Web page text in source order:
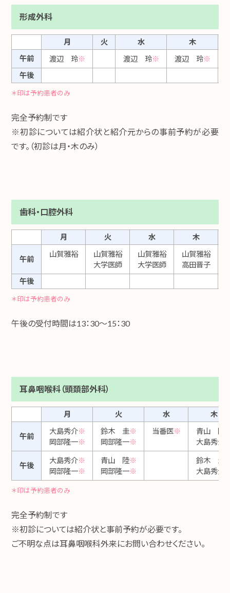
形成外科
月 火 水 木
午前
渡辺 玲※ 渡辺 玲※ 渡辺 玲※
午後
＊印は予約患者のみ
完全予約制です
※初診については紹介状と紹介元からの事前予約が必要
です。（初診は月・木のみ）
歯科・口腔外科
月 火 水 木
午前
山賀雅裕
山賀雅裕
大学医師
山賀雅裕
大学医師
山賀雅裕
高田晋子
午後
＊印は予約患者のみ
午後の受付時間は13：30～15：30
耳鼻咽喉科（頭頚部外科）
月 火 水 木
午前
大島秀介※
岡部隆一※
鈴木 圭※
岡部隆一※
当番医※ 青山 陸
大島秀介
午後
大島秀介※
岡部隆一※
青山 陸※
岡部隆一※
鈴木 圭
大島秀介
＊印は予約患者のみ
完全予約制です
※初診については紹介状と事前予約が必要です。
ご不明な点は耳鼻咽喉科外来にお問い合わせください。